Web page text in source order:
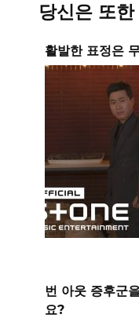
당신은 또
활발한 표정은
번 아웃 증후군
요?